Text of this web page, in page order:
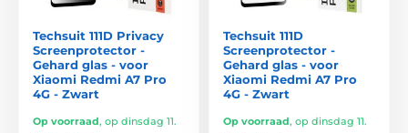
Techsuit 111D Privacy
Screenprotector -
Gehard glas - voor
Xiaomi Redmi A7 Pro
4G - Zwart
Op voorraad, op dinsdag 11.
Techsuit 111D
Screenprotector -
Gehard glas - voor
Xiaomi Redmi A7 Pro
4G - Zwart
Op voorraad, op dinsdag 11.